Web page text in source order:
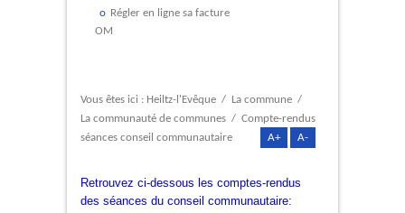
Régler en ligne sa facture
OM
Vous êtes ici : Heiltz-l'Evêque / La commune /
La communauté de communes / Compte-rendus
séances conseil communautaire
A+ A-
Retrouvez ci-dessous les comptes-rendus
des séances du conseil communautaire: